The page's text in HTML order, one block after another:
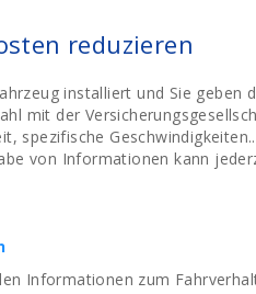
reduzieren
installiert und Sie geben
mit der
spezifische
von Informationen kann
Informationen zum